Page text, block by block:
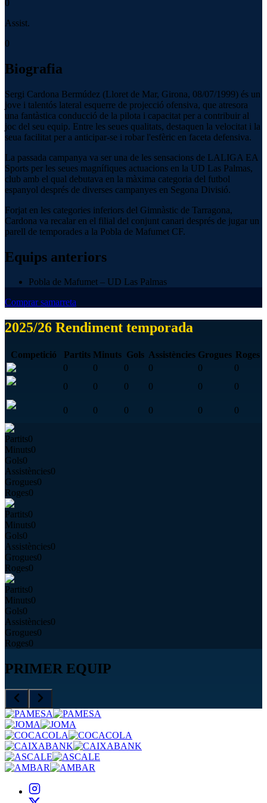
0
Assist.
0
Biografia
Sergi Cardona Bermúdez (Lloret de Mar, Girona, 08/07/1999) és un
jove i talentós lateral esquerre de projecció ofensiva, que atresora
una fantàstica conducció de la pilota i capacitat per a contribuir al
joc del seu equip. Entre les seues qualitats, destaquen la velocitat i la
seua facilitat per a anticipar-se i robar l'esfèric en faceta defensiva.
La passada campanya va ser una de les sensacions de LALIGA EA
Sports per les seues magnífiques actuacions en la UD Las Palmas,
club amb el qual debutava en la màxima categoria del futbol
espanyol després de diverses campanyes en Segona Divisió.
Forjat en les categories inferiors del Gimnàstic de Tarragona,
Cardona va recalar en el filial del conjunt canari després de jugar un
parell de temporades a la Pobla de Mafumet CF.
Equips anteriors
Pobla de Mafumet – UD Las Palmas
Comprar samarreta
2025/26 Rendiment temporada
Competició Partits Minuts Gols Assistències Grogues Roges
0
0 0 0 0
0
0
0 0 0 0 0
0 0 0 0 0 0
Partits0
Minuts0
Gols0
Assistències0
Grogues0
Roges0
Partits0
Minuts0
Gols0
Assistències0
Grogues0
Roges0
Partits0
Minuts0
Gols0
Assistències0
Grogues0
Roges0
PRIMER EQUIP